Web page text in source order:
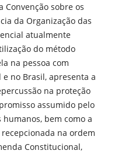
Convenção sobre os
da Organização das
atualmente
do método
na pessoa com
no Brasil, apresenta a
na proteção
assumido pelo
bem como a
na ordem
Constitucional,